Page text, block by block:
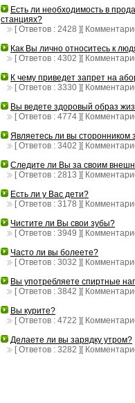
Есть ли необходимость в
станциях?
[ Ответов : 2428 ][
Как Вы лично относитесь к
[ Ответов : 4302 ][
К чему приведет запрет на
[ Ответов : 3330 ][
Вы ведете здоровый образ
[ Ответов : 4774 ][
Являетесь ли вы сторонником
[ Ответов : 3402 ][
Следите ли Вы за своим
[ Ответов : 2813 ][
Есть ли у Вас дети?
[ Ответов : 3178 ][
Чистите ли Вы свои зубы?
[ Ответов : 3949 ][
Часто ли вы болеете?
[ Ответов : 3032 ][
Вы употребляете спиртные
[ Ответов : 3842 ][
Вы курите?
[ Ответов : 4722 ][
Делаете ли вы зарядку утром?
[ Ответов : 3282 ][